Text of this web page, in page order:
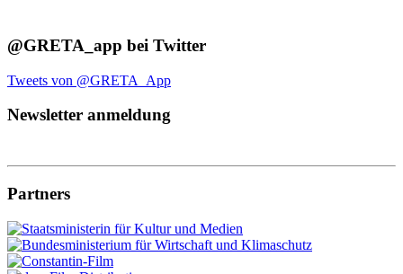
@GRETA_app bei Twitter
Tweets von @GRETA_App
Newsletter anmeldung
Partners